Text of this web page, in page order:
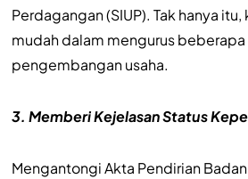
Perdagangan (SIUP). Tak hanya
mudah dalam mengurus
pengembangan usaha.
3. Memberi Kejelasan Status
Mengantongi Akta Pendirian